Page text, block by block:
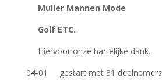
Muller Mannen Mode
Golf ETC.
Hiervoor onze hartelijke dank.
04-01 gestart met 31 deelnemers